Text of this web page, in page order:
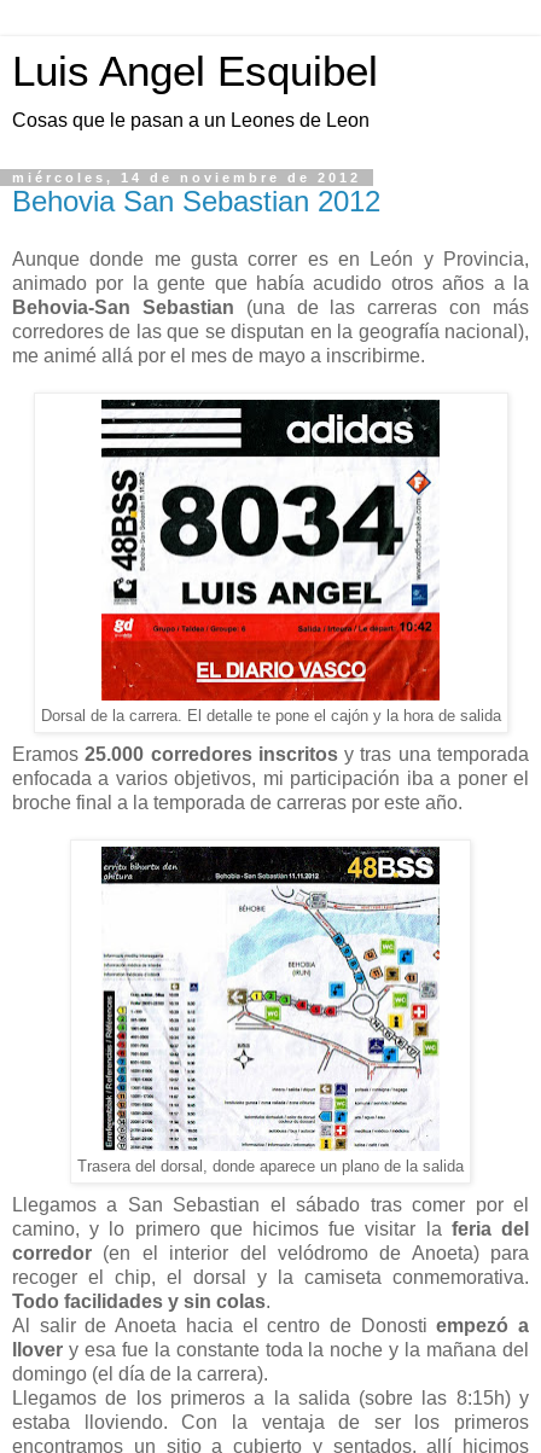
Luis Angel Esquibel
Cosas que le pasan a un Leones de Leon
miércoles, 14 de noviembre de 2012
Behovia San Sebastian 2012
Aunque donde me gusta correr es en León y Provincia,
animado por la gente que había acudido otros años a la
Behovia-San Sebastian (una de las carreras con más
corredores de las que se disputan en la geografía nacional),
me animé allá por el mes de mayo a inscribirme.
Dorsal de la carrera. El detalle te pone el cajón y la hora de salida
Eramos25.000 corredores inscritosy tras una temporada
enfocada a varios objetivos, mi participación iba a poner el
broche final a la temporada de carreras por este año.
Trasera del dorsal, donde aparece un plano de la salida
Llegamos a San Sebastian el sábado tras comer por el
camino, y lo primero que hicimos fue visitar la feria del
corredor (en el interior del velódromo de Anoeta) para
recoger el chip, el dorsal y la camiseta conmemorativa.
Todo facilidades y sin colas.
Al salir de Anoeta hacia el centro de Donostiempezó a
llover y esa fue la constante toda la noche y la mañana del
domingo (el día de la carrera).
Llegamos de los primeros a la salida (sobre las 8:15h) y
estaba lloviendo. Con la ventaja de ser los primeros
encontramos un sitio a cubierto y sentados, allí hicimos